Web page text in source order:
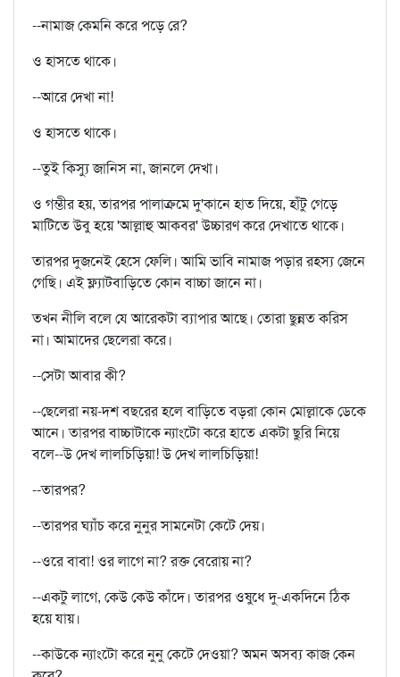
--নামাজ কেমনি করে পড়ে রে?
ও হাসতে থাকে।
--আরে দেখা না!
ও হাসতে থাকে।
--তুই কিস্যু জানিস না, জানলে দেখা।
ও গম্ভীর হয়, তারপর পালাক্রমে দু'কানে হাত দিয়ে, হাঁটু গেড়ে
মাটিতে উবু হয়ে 'আল্লাহু আকবর' উচ্চারণ করে দেখাতে থাকে।
তারপর দুজনেই হেসে ফেলি। আমি ভাবি নামাজ পড়ার রহস্য জেনে
গেছি। এই ফ্ল্যাটবাড়িতে কোন বাচ্চা জানে না।
তখন নীলি বলে যে আরেকটা ব্যাপার আছে। তোরা ছুন্নত করিস
না। আমাদের ছেলেরা করে।
--সেটা আবার কী?
--ছেলেরা নয়-দশ বছরের হলে বাড়িতে বড়রা কোন মোল্লাকে ডেকে
আনে। তারপর বাচ্চাটাকে ন্যাংটো করে হাতে একটা ছুরি নিয়ে
বলে--উ দেখ লালচিড়িয়া! উ দেখ লালচিড়িয়া!
--তারপর?
--তারপর ঘ্যাঁচ করে নুনুর সামনেটা কেটে দেয়।
--ওরে বাবা! ওর লাগে না? রক্ত বেরোয় না?
--একটু লাগে, কেউ কেউ কাঁদে। তারপর ওষুধে দু-একদিনে ঠিক
হয়ে যায়।
--কাউকে ন্যাংটো করে নুনু কেটে দেওয়া? অমন অসব্য কাজ কেন